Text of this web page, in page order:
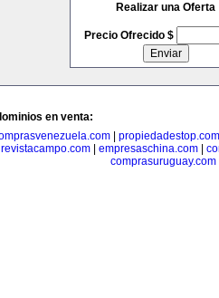
Realizar una Oferta
Precio Ofrecido $
en venta:
propiedadestop.com
revistacampo.com
empresaschina.com
comprasuruguay.com